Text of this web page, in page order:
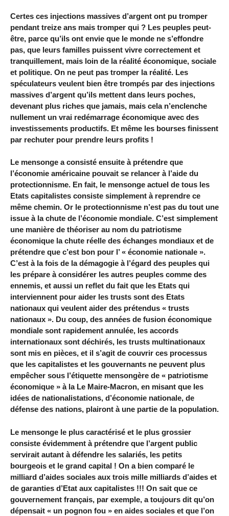
Certes ces injections massives d’argent ont pu tromper
pendant treize ans mais tromper qui ? Les peuples peut-
être, parce qu’ils ont envie que le monde ne s’effondre
pas, que leurs familles puissent vivre correctement et
tranquillement, mais loin de la réalité économique, sociale
et politique. On ne peut pas tromper la réalité. Les
spéculateurs veulent bien être trompés par des injections
massives d’argent qu’ils mettent dans leurs poches,
devenant plus riches que jamais, mais cela n’enclenche
nullement un vrai redémarrage économique avec des
investissements productifs. Et même les bourses finissent
par rechuter pour prendre leurs profits !
Le mensonge a consisté ensuite à prétendre que
l’économie américaine pouvait se relancer à l’aide du
protectionnisme. En fait, le mensonge actuel de tous les
Etats capitalistes consiste simplement à reprendre ce
même chemin. Or le protectionnisme n’est pas du tout une
issue à la chute de l’économie mondiale. C’est simplement
une manière de théoriser au nom du patriotisme
économique la chute réelle des échanges mondiaux et de
prétendre que c’est bon pour l’ « économie nationale ».
C’est à la fois de la démagogie à l’égard des peuples qui
les prépare à considérer les autres peuples comme des
ennemis, et aussi un reflet du fait que les Etats qui
interviennent pour aider les trusts sont des Etats
nationaux qui veulent aider des prétendus « trusts
nationaux ». Du coup, des années de fusion économique
mondiale sont rapidement annulée, les accords
internationaux sont déchirés, les trusts multinationaux
sont mis en pièces, et il s’agit de couvrir ces processus
que les capitalistes et les gouvernants ne peuvent plus
empêcher sous l’étiquette mensongère de « patriotisme
économique » à la Le Maire-Macron, en misant que les
idées de nationalistations, d’économie nationale, de
défense des nations, plairont à une partie de la population.
Le mensonge le plus caractérisé et le plus grossier
consiste évidemment à prétendre que l’argent public
servirait autant à défendre les salariés, les petits
bourgeois et le grand capital ! On a bien comparé le
milliard d’aides sociales aux trois mille milliards d’aides et
de garanties d’Etat aux capitalistes !!! On sait que ce
gouvernement français, par exemple, a toujours dit qu’on
dépensait « un pognon fou » en aides sociales et que l’on